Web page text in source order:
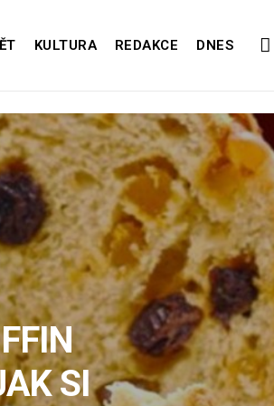
KULTURA REDAKCE DNES
SI